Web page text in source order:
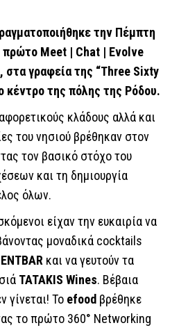
την Πέμπτη
πρώτο Meet | Chat | Evolve
στα γραφεία της “Three Sixty
κέντρο της πόλης της Ρόδου.
κλάδους αλλά και
του νησιού βρέθηκαν στον
τον βασικό στόχο του
και τη δημιουργία
όλων.
είχαν την ευκαιρία να
μοναδικά cocktails
και να γευτούν τα
TATAKIS Wines. Βέβαια
γίνεται! Το efood βρέθηκε
το πρώτο 360° Networking